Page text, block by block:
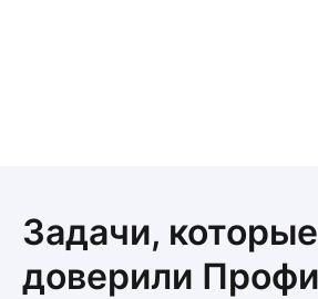
Задачи, которые
доверили